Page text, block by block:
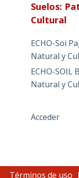
Suelos:
Cultural
ECHO-Soi
Natural y
ECHO-SOIL
Natural y
Acceder
Términos de uso